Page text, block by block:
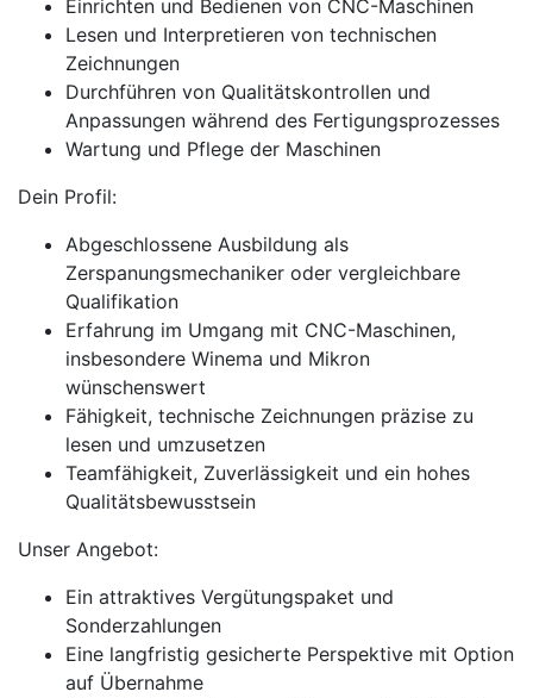
Einrichten und Bedienen von CNC-Maschinen
Lesen und Interpretieren von technischen
Zeichnungen
Durchführen von Qualitätskontrollen und
Anpassungen während des Fertigungsprozesses
Wartung und Pflege der Maschinen
Dein Profil:
Abgeschlossene Ausbildung als
Zerspanungsmechaniker oder vergleichbare
Qualifikation
Erfahrung im Umgang mit CNC-Maschinen,
insbesondere Winema und Mikron
wünschenswert
Fähigkeit, technische Zeichnungen präzise zu
lesen und umzusetzen
Teamfähigkeit, Zuverlässigkeit und ein hohes
Qualitätsbewusstsein
Unser Angebot:
Ein attraktives Vergütungspaket und
Sonderzahlungen
Eine langfristig gesicherte Perspektive mit Option
auf Übernahme